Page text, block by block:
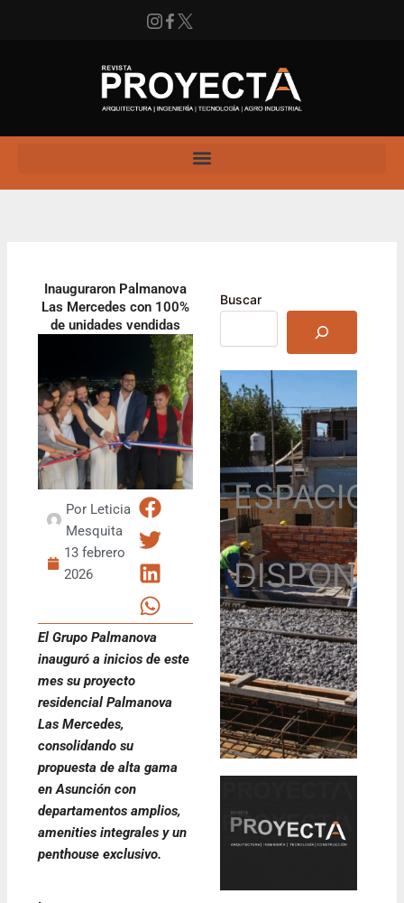
Inauguraron Palmanova
Las Mercedes con 100%
de unidades vendidas
PorLeticia
Mesquita
13 febrero
2026
El Grupo Palmanova
inauguró a inicios de este
mes su proyecto
residencial Palmanova
Las Mercedes,
consolidando su
propuesta de alta gama
en Asunción con
departamentos amplios,
amenities integrales y un
penthouse exclusivo.
.
Buscar
ESPACIO
InstagramFacebook